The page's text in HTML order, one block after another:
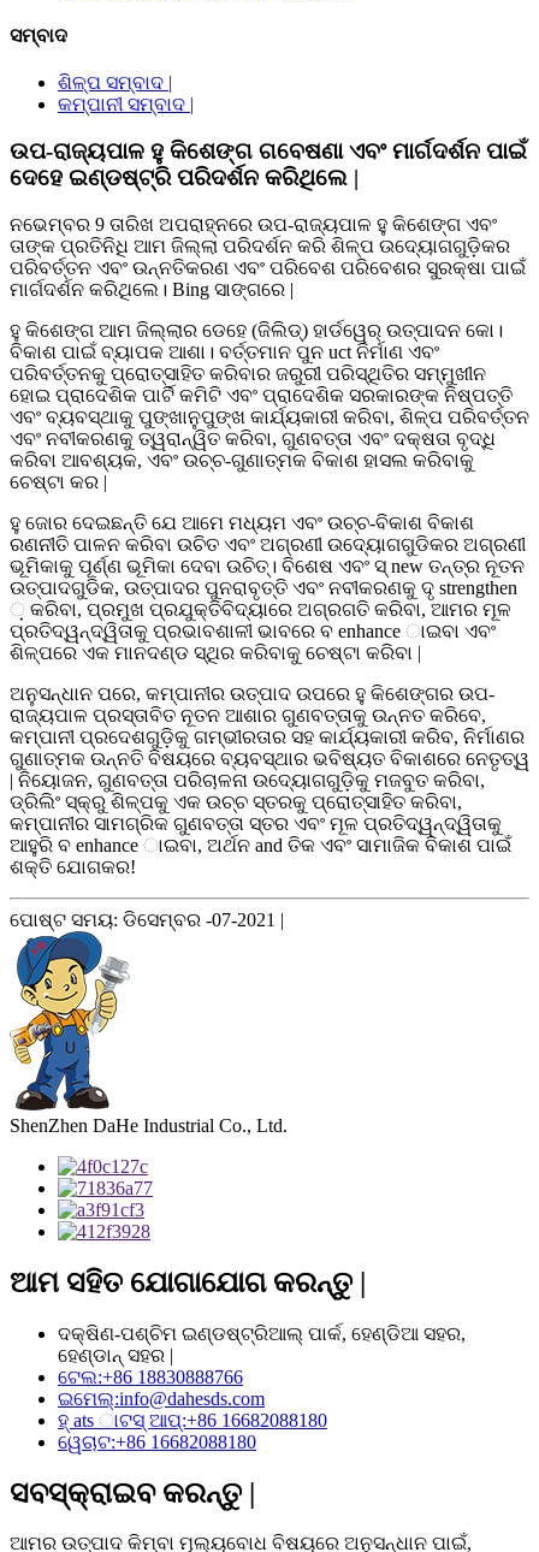
ସମ୍ବାଦ
ଶିଳ୍ପ ସମ୍ବାଦ |
କମ୍ପାନୀ ସମ୍ବାଦ |
ଉପ-ରାଜ୍ୟପାଳ ହୁ କିଶେଙ୍ଗ ଗବେଷଣା ଏବଂ ମାର୍ଗଦର୍ଶନ ପାଇଁ
ଦେହେ ଇଣ୍ଡଷ୍ଟ୍ରି ପରିଦର୍ଶନ କରିଥିଲେ |
ନଭେମ୍ବର 9 ତାରିଖ ଅପରାହ୍ନରେ ଉପ-ରାଜ୍ୟପାଳ ହୁ କିଶେଙ୍ଗ ଏବଂ
ତାଙ୍କ ପ୍ରତିନିଧି ଆମ ଜିଲ୍ଲା ପରିଦର୍ଶନ କରି ଶିଳ୍ପ ଉଦ୍ୟୋଗଗୁଡ଼ିକର
ପରିବର୍ତ୍ତନ ଏବଂ ଉନ୍ନତିକରଣ ଏବଂ ପରିବେଶ ପରିବେଶର ସୁରକ୍ଷା ପାଇଁ
ମାର୍ଗଦର୍ଶନ କରିଥିଲେ। Bing ସାଙ୍ଗରେ |
ହୁ କିଶେଙ୍ଗ ଆମ ଜିଲ୍ଲାର ଡେହେ (ଜିଲିଡ୍) ହାର୍ଡୱେର୍ ଉତ୍ପାଦନ କୋ।
ବିକାଶ ପାଇଁ ବ୍ୟାପକ ଆଶା। ବର୍ତ୍ତମାନ ପୁନ uct ନିର୍ମାଣ ଏବଂ
ପରିବର୍ତ୍ତନକୁ ପ୍ରୋତ୍ସାହିତ କରିବାର ଜରୁରୀ ପରିସ୍ଥିତିର ସମ୍ମୁଖୀନ
ହୋଇ ପ୍ରାଦେଶିକ ପାର୍ଟି କମିଟି ଏବଂ ପ୍ରାଦେଶିକ ସରକାରଙ୍କ ନିଷ୍ପତ୍ତି
ଏବଂ ବ୍ୟବସ୍ଥାକୁ ପୁଙ୍ଖାନୁପୁଙ୍ଖ କାର୍ଯ୍ୟକାରୀ କରିବା, ଶିଳ୍ପ ପରିବର୍ତ୍ତନ
ଏବଂ ନବୀକରଣକୁ ତ୍ୱରାନ୍ୱିତ କରିବା, ଗୁଣବତ୍ତା ଏବଂ ଦକ୍ଷତା ବୃଦ୍ଧି
କରିବା ଆବଶ୍ୟକ, ଏବଂ ଉଚ୍ଚ-ଗୁଣାତ୍ମକ ବିକାଶ ହାସଲ କରିବାକୁ
ଚେଷ୍ଟା କର |
ହୁ ଜୋର ଦେଇଛନ୍ତି ଯେ ଆମେ ମଧ୍ୟମ ଏବଂ ଉଚ୍ଚ-ବିକାଶ ବିକାଶ
ରଣନୀତି ପାଳନ କରିବା ଉଚିତ ଏବଂ ଅଗ୍ରଣୀ ଉଦ୍ୟୋଗଗୁଡିକର ଅଗ୍ରଣୀ
ଭୂମିକାକୁ ପୂର୍ଣ୍ଣ ଭୂମିକା ଦେବା ଉଚିତ୍। ବିଶେଷ ଏବଂ ସ୍ new ତନ୍ତ୍ର ନୂତନ
ଉତ୍ପାଦଗୁଡିକ, ଉତ୍ପାଦର ପୁନରାବୃତ୍ତି ଏବଂ ନବୀକରଣକୁ ଦୃ strengthen
଼ କରିବା, ପ୍ରମୁଖ ପ୍ରଯୁକ୍ତିବିଦ୍ୟାରେ ଅଗ୍ରଗତି କରିବା, ଆମର ମୂଳ
ପ୍ରତିଦ୍ୱନ୍ଦ୍ୱିତାକୁ ପ୍ରଭାବଶାଳୀ ଭାବରେ ବ enhance ାଇବା ଏବଂ
ଶିଳ୍ପରେ ଏକ ମାନଦଣ୍ଡ ସ୍ଥିର କରିବାକୁ ଚେଷ୍ଟା କରିବା |
ଅନୁସନ୍ଧାନ ପରେ, କମ୍ପାନୀର ଉତ୍ପାଦ ଉପରେ ହୁ କିଶେଙ୍ଗର ଉପ-
ରାଜ୍ୟପାଳ ପ୍ରସ୍ତାବିତ ନୂତନ ଆଶାର ଗୁଣବତ୍ତାକୁ ଉନ୍ନତ କରିବେ,
କମ୍ପାନୀ ପ୍ରଦେଶଗୁଡ଼ିକୁ ଗମ୍ଭୀରତାର ସହ କାର୍ଯ୍ୟକାରୀ କରିବ, ନିର୍ମାଣର
ଗୁଣାତ୍ମକ ଉନ୍ନତି ବିଷୟରେ ବ୍ୟବସ୍ଥାର ଭବିଷ୍ୟତ ବିକାଶରେ ନେତୃତ୍ୱ
| ନିୟୋଜନ, ଗୁଣବତ୍ତା ପରିଚାଳନା ଉଦ୍ୟୋଗଗୁଡ଼ିକୁ ମଜବୁତ କରିବା,
ଡ୍ରିଲିଂ ସ୍କ୍ରୁ ଶିଳ୍ପକୁ ଏକ ଉଚ୍ଚ ସ୍ତରକୁ ପ୍ରୋତ୍ସାହିତ କରିବା,
କମ୍ପାନୀର ସାମଗ୍ରିକ ଗୁଣବତ୍ତା ସ୍ତର ଏବଂ ମୂଳ ପ୍ରତିଦ୍ୱନ୍ଦ୍ୱିତାକୁ
ଆହୁରି ବ enhance ାଇବା, ଅର୍ଥନ and ତିକ ଏବଂ ସାମାଜିକ ବିକାଶ ପାଇଁ
ଶକ୍ତି ଯୋଗକର!
ପୋଷ୍ଟ ସମୟ: ଡିସେମ୍ବର -07-2021 |
ShenZhen DaHe Industrial Co., Ltd.
ଆମ ସହିତ ଯୋଗାଯୋଗ କରନ୍ତୁ |
ଦକ୍ଷିଣ-ପଶ୍ଚିମ ଇଣ୍ଡଷ୍ଟ୍ରିଆଲ୍ ପାର୍କ, ହେଣ୍ଡିଆ ସହର,
ହେଣ୍ଡାନ୍ ସହର |
ଟେଲ:+86 18830888766
ଇମେଲ୍:info@dahesds.com
ହ୍ ats ାଟସ୍ ଆପ୍:+86 16682088180
ୱେଚାଟ:+86 16682088180
ସବସ୍କ୍ରାଇବ କରନ୍ତୁ |
ଆମର ଉତ୍ପାଦ କିମ୍ବା ମୂଲ୍ୟବୋଧ ବିଷୟରେ ଅନୁସନ୍ଧାନ ପାଇଁ,